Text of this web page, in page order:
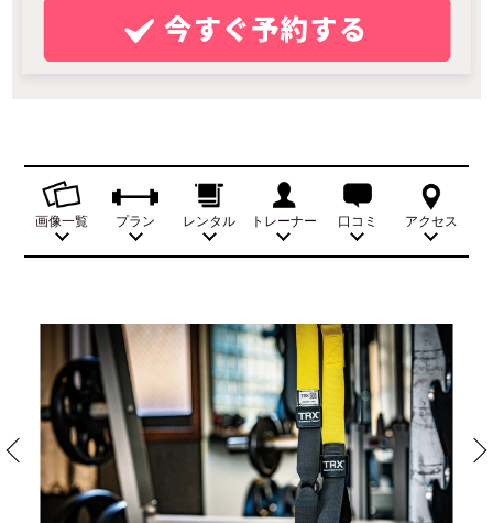
画像一覧 プラン レンタル トレーナー 口コミ アクセス